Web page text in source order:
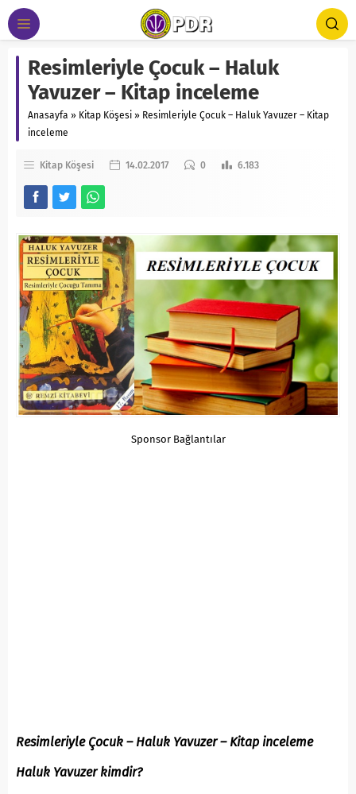
Resimleriyle Çocuk – Haluk
Yavuzer – Kitap inceleme
Anasayfa » Kitap Köşesi » Resimleriyle Çocuk – Haluk Yavuzer – Kitap
inceleme
Kitap Köşesi 14.02.2017 0 6.183
Sponsor Bağlantılar
Resimleriyle Çocuk – Haluk Yavuzer – Kitap inceleme
Haluk Yavuzer kimdir?